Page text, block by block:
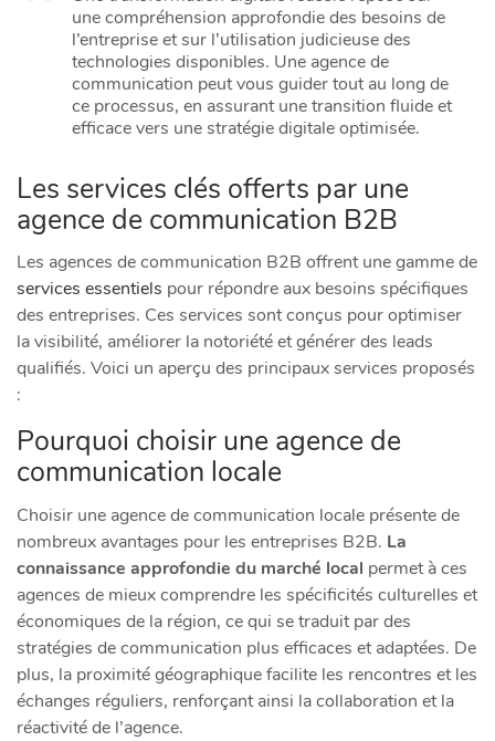
une compréhension approfondie des besoins de
l’entreprise et sur l’utilisation judicieuse des
technologies disponibles. Une agence de
communication peut vous guider tout au long de
ce processus, en assurant une transition fluide et
efficace vers une stratégie digitale optimisée.
Les services clés offerts par une
agence de communication B2B
Les agences de communication B2B offrent une gamme de
services essentiels pour répondre aux besoins spécifiques
des entreprises. Ces services sont conçus pour optimiser
la visibilité, améliorer la notoriété et générer des leads
qualifiés. Voici un aperçu des principaux services proposés
:
Pourquoi choisir une agence de
communication locale
Choisir une agence de communication locale présente de
nombreux avantages pour les entreprises B2B. La
connaissance approfondie du marché local permet à ces
agences de mieux comprendre les spécificités culturelles et
économiques de la région, ce qui se traduit par des
stratégies de communication plus efficaces et adaptées. De
plus, la proximité géographique facilite les rencontres et les
échanges réguliers, renforçant ainsi la collaboration et la
réactivité de l’agence.